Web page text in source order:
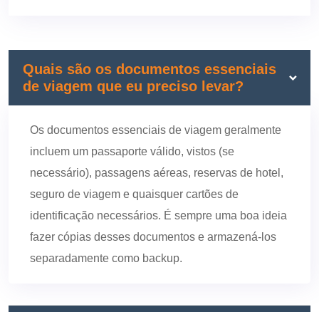
Quais são os documentos essenciais
de viagem que eu preciso levar?
Os documentos essenciais de viagem geralmente
incluem um passaporte válido, vistos (se
necessário), passagens aéreas, reservas de hotel,
seguro de viagem e quaisquer cartões de
identificação necessários. É sempre uma boa ideia
fazer cópias desses documentos e armazená-los
separadamente como backup.